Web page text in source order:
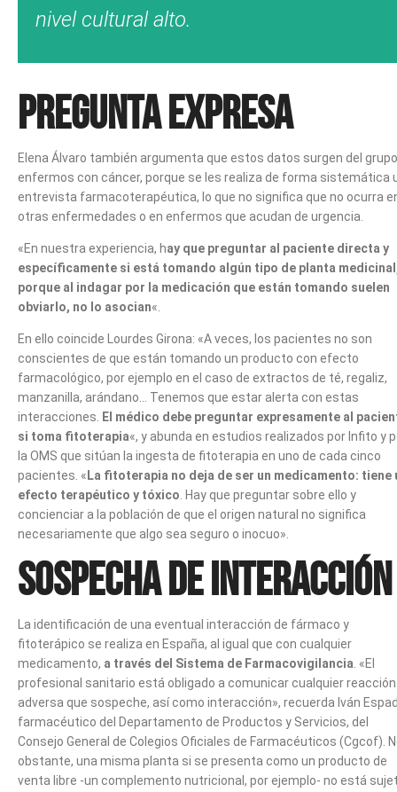
nivel cultural alto.
Pregunta expresa
Elena Álvaro también argumenta que estos datos surgen del
enfermos con cáncer, porque se les realiza de forma sistemática
entrevista farmacoterapéutica, lo que no significa que no ocurra
otras enfermedades o en enfermos que acudan de urgencia.
«En nuestra experiencia, hay que preguntar al paciente directa y
específicamente si está tomando algún tipo de planta
porque al indagar por la medicación que están tomando suelen
obviarlo, no lo asocian«.
En ello coincide Lourdes Girona: «A veces, los pacientes no son
conscientes de que están tomando un producto con efecto
farmacológico, por ejemplo en el caso de extractos de té, regaliz,
manzanilla, arándano… Tenemos que estar alerta con estas
interacciones. El médico debe preguntar expresamente al
si toma fitoterapia«, y abunda en estudios realizados por Infito y
la OMS que sitúan la ingesta de fitoterapia en uno de cada cinco
pacientes. « La fitoterapia no deja de ser un medicamento: tiene
efecto terapéutico y tóxico. Hay que preguntar sobre ello y
concienciar a la población de que el origen natural no significa
necesariamente que algo sea seguro o inocuo».
Sospecha de interacción
La identificación de una eventual interacción de fármaco y
fitoterápico se realiza en España, al igual que con cualquier
medicamento, a través del Sistema de Farmacovigilancia. «El
profesional sanitario está obligado a comunicar cualquier reacción
adversa que sospeche, así como interacción», recuerda Iván
farmacéutico del Departamento de Productos y Servicios, del
Consejo General de Colegios Oficiales de Farmacéuticos (Cgcof).
obstante, una misma planta si se presenta como un producto de
venta libre -un complemento nutricional, por ejemplo- no está